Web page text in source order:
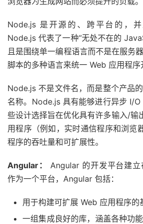
Node.js 是开源的、跨平台的，
Node.js 代表了一种“无处不在的
且是围绕单一编程语言而不是在服务
脚本的多种语言来统一 Web 应用程序
Node.js 不是文件名，而是整个产品
名称。Node.js 具有能够进行异步 I/
些设计选择旨在优化具有许多输入/输
用程序（例如，实时通信程序和浏览
程序的吞吐量和可扩展性。
Angular： Angular 的开发平台建立
作为一个平台，Angular 包括：
用于构建可扩展 Web 应用程序的
一组集成良好的库，涵盖各种功